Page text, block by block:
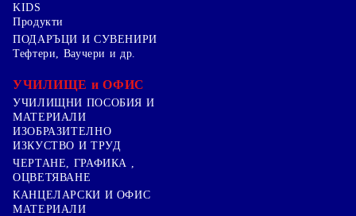
KIDS
Продукти
ПОДАРЪЦИ И СУВЕНИРИ
Тефтери, Ваучери и др.
УЧИЛИЩЕ и ОФИС
УЧИЛИЩНИ ПОСОБИЯ И
МАТЕРИАЛИ
ИЗОБРАЗИТЕЛНО
ИЗКУСТВО И ТРУД
ЧЕРТАНЕ, ГРАФИКА ,
ОЦВЕТЯВАНЕ
КАНЦЕЛАРСКИ И ОФИС
МАТЕРИАЛИ